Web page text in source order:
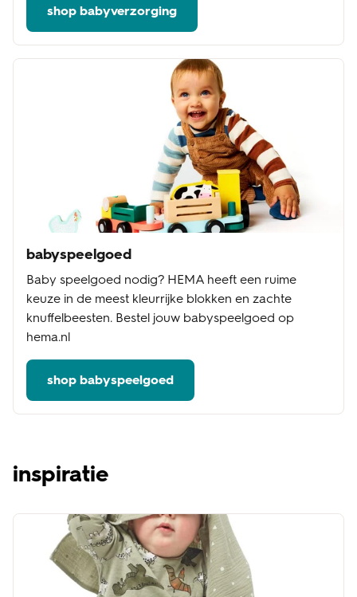
shop babyverzorging
babyspeelgoed
Baby speelgoed nodig? HEMA heeft een ruime
keuze in de meest kleurrijke blokken en zachte
knuffelbeesten. Bestel jouw babyspeelgoed op
hema.nl
shop babyspeelgoed
inspiratie